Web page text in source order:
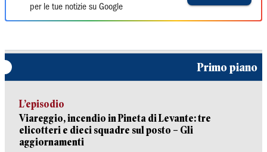
per le tue notizie su Google
Primo piano
L’episodio
Viareggio, incendio in Pineta di Levante: tre
elicotteri e dieci squadre sul posto – Gli
aggiornamenti